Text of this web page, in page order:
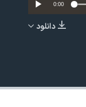
EMBED
0:00
دانلود